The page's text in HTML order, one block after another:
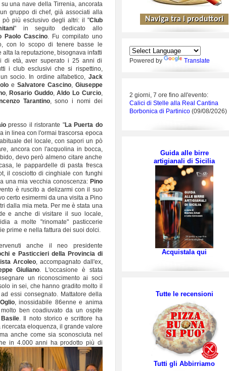
su una nave della Tirrenia, ancorata
un gruppo di chef, già associati alla
pò più esclusivo degli altri: il "Club
"
in seguito dedicato allo
Paolo Cascino. Fu compilato uno
con lo scopo di tenere basse le
alta la reputazione, bisognava infatti
di età, aver superato i 25 anni di
i club esclusivi che si rispettino,
socio. In ordine alfabetico, Jack
e Salvatore Cascino, Giuseppe
,Rosario Guddo,Aldo Lo Curcio,
Tarantino, sono i nomi dei
presso il ristorante "La Puerta do
in linea con l'ormai trascorsa epoca
del locale, con sapori un pò
ancora con l'acquolina in bocca,
devo però almeno citare anche
le pappardelle di pasta fresca
il cosciotto di cinghiale con funghi
una mia vecchia conoscenza: Pino
è ruscito a delizarmi con il suo
certo esimermi da una visita a Pino
dalla mia meta. Per me è stata una
e anche di visitare il suo locale,
a molte "rinomate" pasticcerie
prime e nella fattura dei suoi dolci.
anche il neo presidente
e Pasticcieri della Provincia di
Arcoleo, accompagnato dall'ex,
Giuliano. L'occasione è stata
un riconoscimento ai soci
in sei, che hanno gradito molto il
essi consegnato. Mattatore della
, inossidabile 86enne e anima
ben coadiuvato da un ospite
. Il noto storico e scrittore ha
eloquenza, il grande valore
anche come sia sconosciuta nel
in 4.000 anni ha prodotto più di
Powered by Translate
2 giorni, 7 ore fino all'evento:
Calici di Stelle alla Real Cantina
Borbonica di Partinico (09/08/2026)
Guida alle birre
artigianali di Sicilia
Acquistala qui
Tutte le recensioni
Tutti gli Abbirriamo